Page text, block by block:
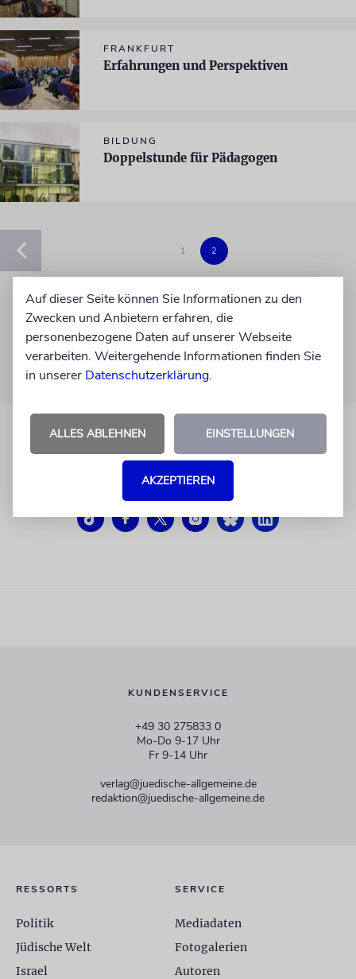
FRANKFURT
Erfahrungen und Perspektiven
BILDUNG
Doppelstunde für Pädagogen
1 2
KUNDENSERVICE
+49 30 275833 0
Mo-Do 9-17 Uhr
Fr 9-14 Uhr
verlag@juedische-allgemeine.de
redaktion@juedische-allgemeine.de
RESSORTS
Politik
Jüdische Welt
Israel
SERVICE
Mediadaten
Fotogalerien
Autoren
Auf dieser Seite können Sie Informationen zu den
Zwecken und Anbietern erfahren, die
personenbezogene Daten auf unserer Webseite
verarbeiten. Weitergehende Informationen finden Sie
in unserer Datenschutzerklärung.
ALLES ABLEHNEN EINSTELLUNGEN
AKZEPTIEREN